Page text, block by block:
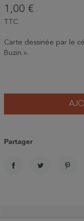
1,00 €
TTC
Carte dessinée par le
Buzin ».
Partager